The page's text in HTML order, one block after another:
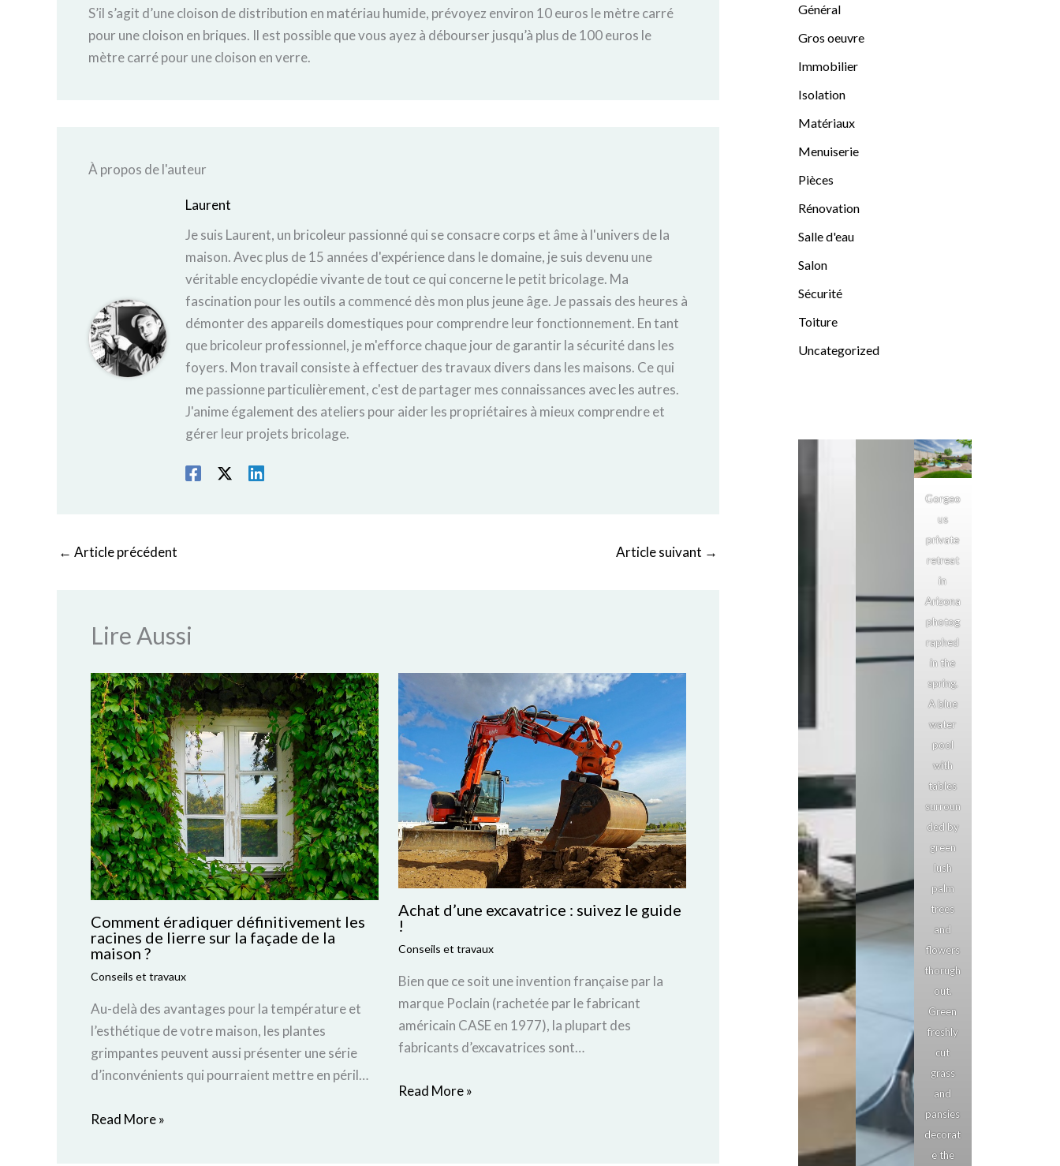
S’il s’agit d’une cloison de distribution en matériau humide, prévoyez environ 10 euros le mètre carré
pour une cloison en briques. Il est possible que vous ayez à débourser jusqu’à plus de 100 euros le
mètre carré pour une cloison en verre.
À propos de l'auteur
Laurent
Je suis Laurent, un bricoleur passionné qui se consacre corps et âme à l'univers de la
maison. Avec plus de 15 années d'expérience dans le domaine, je suis devenu une
véritable encyclopédie vivante de tout ce qui concerne le petit bricolage. Ma
fascination pour les outils a commencé dès mon plus jeune âge. Je passais des heures à
démonter des appareils domestiques pour comprendre leur fonctionnement. En tant
que bricoleur professionnel, je m'efforce chaque jour de garantir la sécurité dans les
foyers. Mon travail consiste à effectuer des travaux divers dans les maisons. Ce qui
me passionne particulièrement, c'est de partager mes connaissances avec les autres.
J'anime également des ateliers pour aider les propriétaires à mieux comprendre et
gérer leur projets bricolage.
← Article précédent Article suivant →
Lire Aussi
Comment éradiquer définitivement les
racines de lierre sur la façade de la
maison ?
Conseils et travaux
Au-delà des avantages pour la température et
l’esthétique de votre maison, les plantes
grimpantes peuvent aussi présenter une série
d’inconvénients qui pourraient mettre en péril…
Read More »
Achat d’une excavatrice : suivez le guide
!
Conseils et travaux
Bien que ce soit une invention française par la
marque Poclain (rachetée par le fabricant
américain CASE en 1977), la plupart des
fabricants d’excavatrices sont…
Read More »
Général
Gros oeuvre
Immobilier
Isolation
Matériaux
Menuiserie
Pièces
Rénovation
Salle d'eau
Salon
Sécurité
Toiture
Uncategorized
Gorgeo
us
private
retreat
in
Arizona
photog
raphed
in the
spring.
A blue
water
pool
with
tables
surroun
ded by
green
lush
palm
trees
and
flowers
thorugh
out.
Green
freshly
cut
grass
and
pansies
decorat
e the